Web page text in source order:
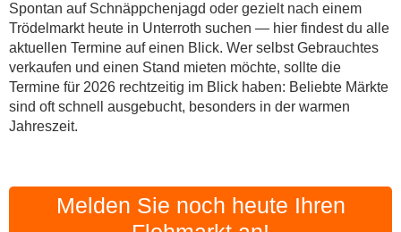
Online-Flohmarkt Unterroth
Welche Trödelmarkt-Typen gibt es?
Aktuelle Flohmarkt-Termine für Unterroth und
Umgebung
Kleinanzeigen Unterroth als Alternative zum
Trödelmarkt
Flohmarkt-Termin melden
Spontan auf Schnäppchenjagd oder gezielt nach einem
Trödelmarkt heute in Unterroth suchen — hier findest du alle
aktuellen Termine auf einen Blick. Wer selbst Gebrauchtes
verkaufen und einen Stand mieten möchte, sollte die
Termine für 2026 rechtzeitig im Blick haben: Beliebte Märkte
sind oft schnell ausgebucht, besonders in der warmen
Jahreszeit.
Melden Sie noch heute Ihren